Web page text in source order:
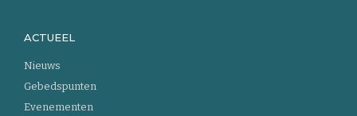
ACTUEEL
Nieuws
Gebedspunten
Evenementen